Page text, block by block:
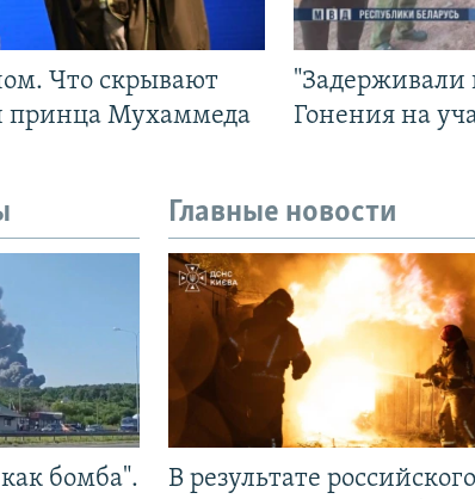
Что скрывают
принца Мухаммеда
Гонения на
бомба".
Главные новости
В результате российского